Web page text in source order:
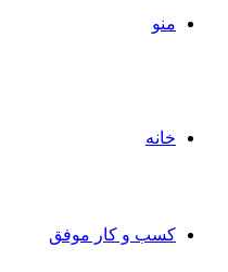
منو
خانه
کسب و کار موفق